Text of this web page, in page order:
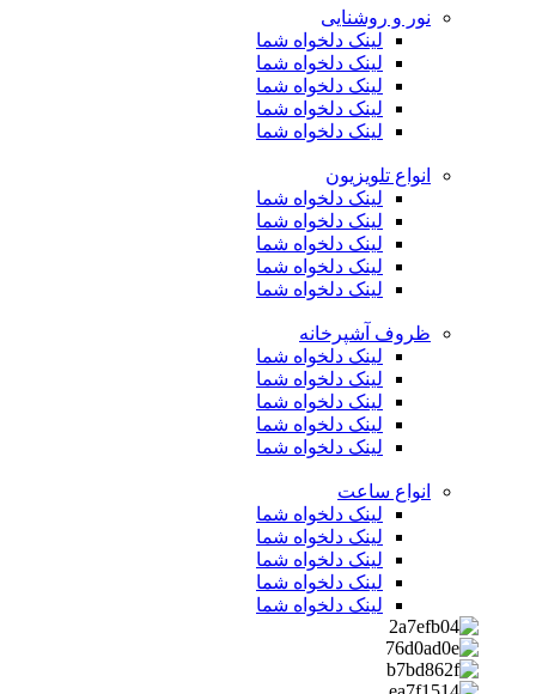
نور و روشنایی
لینک دلخواه شما
لینک دلخواه شما
لینک دلخواه شما
لینک دلخواه شما
لینک دلخواه شما
انواع تلویزیون
لینک دلخواه شما
لینک دلخواه شما
لینک دلخواه شما
لینک دلخواه شما
لینک دلخواه شما
ظروف آشپرخانه
لینک دلخواه شما
لینک دلخواه شما
لینک دلخواه شما
لینک دلخواه شما
لینک دلخواه شما
انواع ساعت
لینک دلخواه شما
لینک دلخواه شما
لینک دلخواه شما
لینک دلخواه شما
لینک دلخواه شما